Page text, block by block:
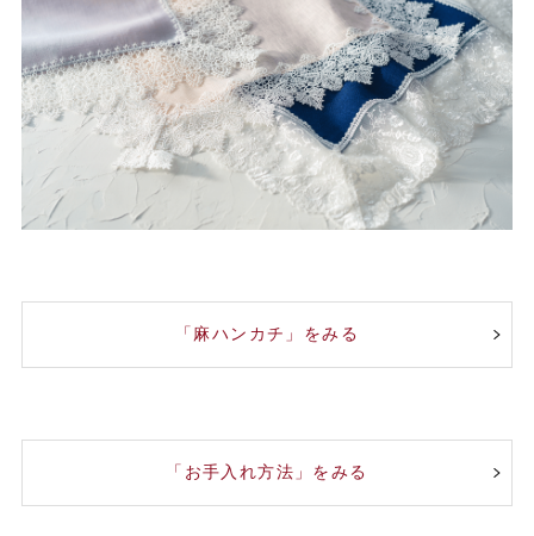
「麻ハンカチ」をみる
「お手入れ方法」をみる